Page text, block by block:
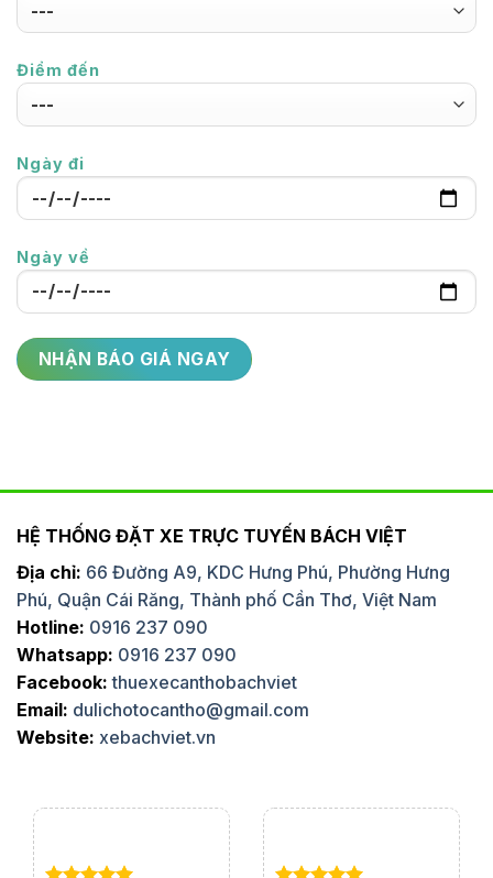
Điểm đến
Ngày đi
Ngày về
HỆ THỐNG ĐẶT XE TRỰC TUYẾN BÁCH VIỆT
Địa chỉ: 66 Đường A9, KDC Hưng Phú, Phường Hưng
Phú, Quận Cái Răng, Thành phố Cần Thơ, Việt Nam
Hotline: 0916 237 090
Whatsapp: 0916 237 090
Facebook: thuexecanthobachviet
Email: dulichotocantho@gmail.com
Website: xebachviet.vn